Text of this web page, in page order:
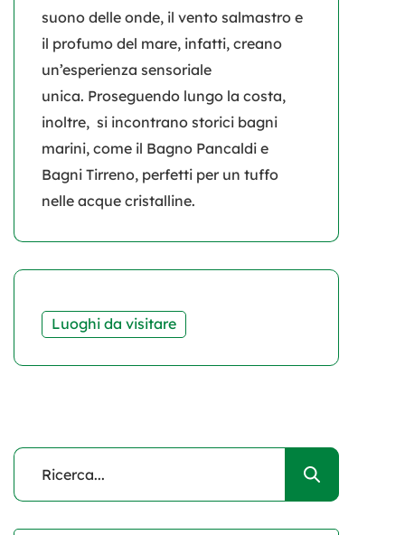
suono delle onde, il vento salmastro e
il profumo del mare, infatti, creano
un’esperienza sensoriale
unica. Proseguendo lungo la costa,
inoltre, si incontrano storici bagni
marini, come il Bagno Pancaldi e
Bagni Tirreno, perfetti per un tuffo
nelle acque cristalline.
Luoghi da visitare